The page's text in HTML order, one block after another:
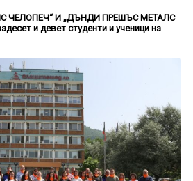
ЧЕЛОПЕЧ“ И „ДЪНДИ ПРЕШЪС МЕТАЛС
и девет студенти и ученици на